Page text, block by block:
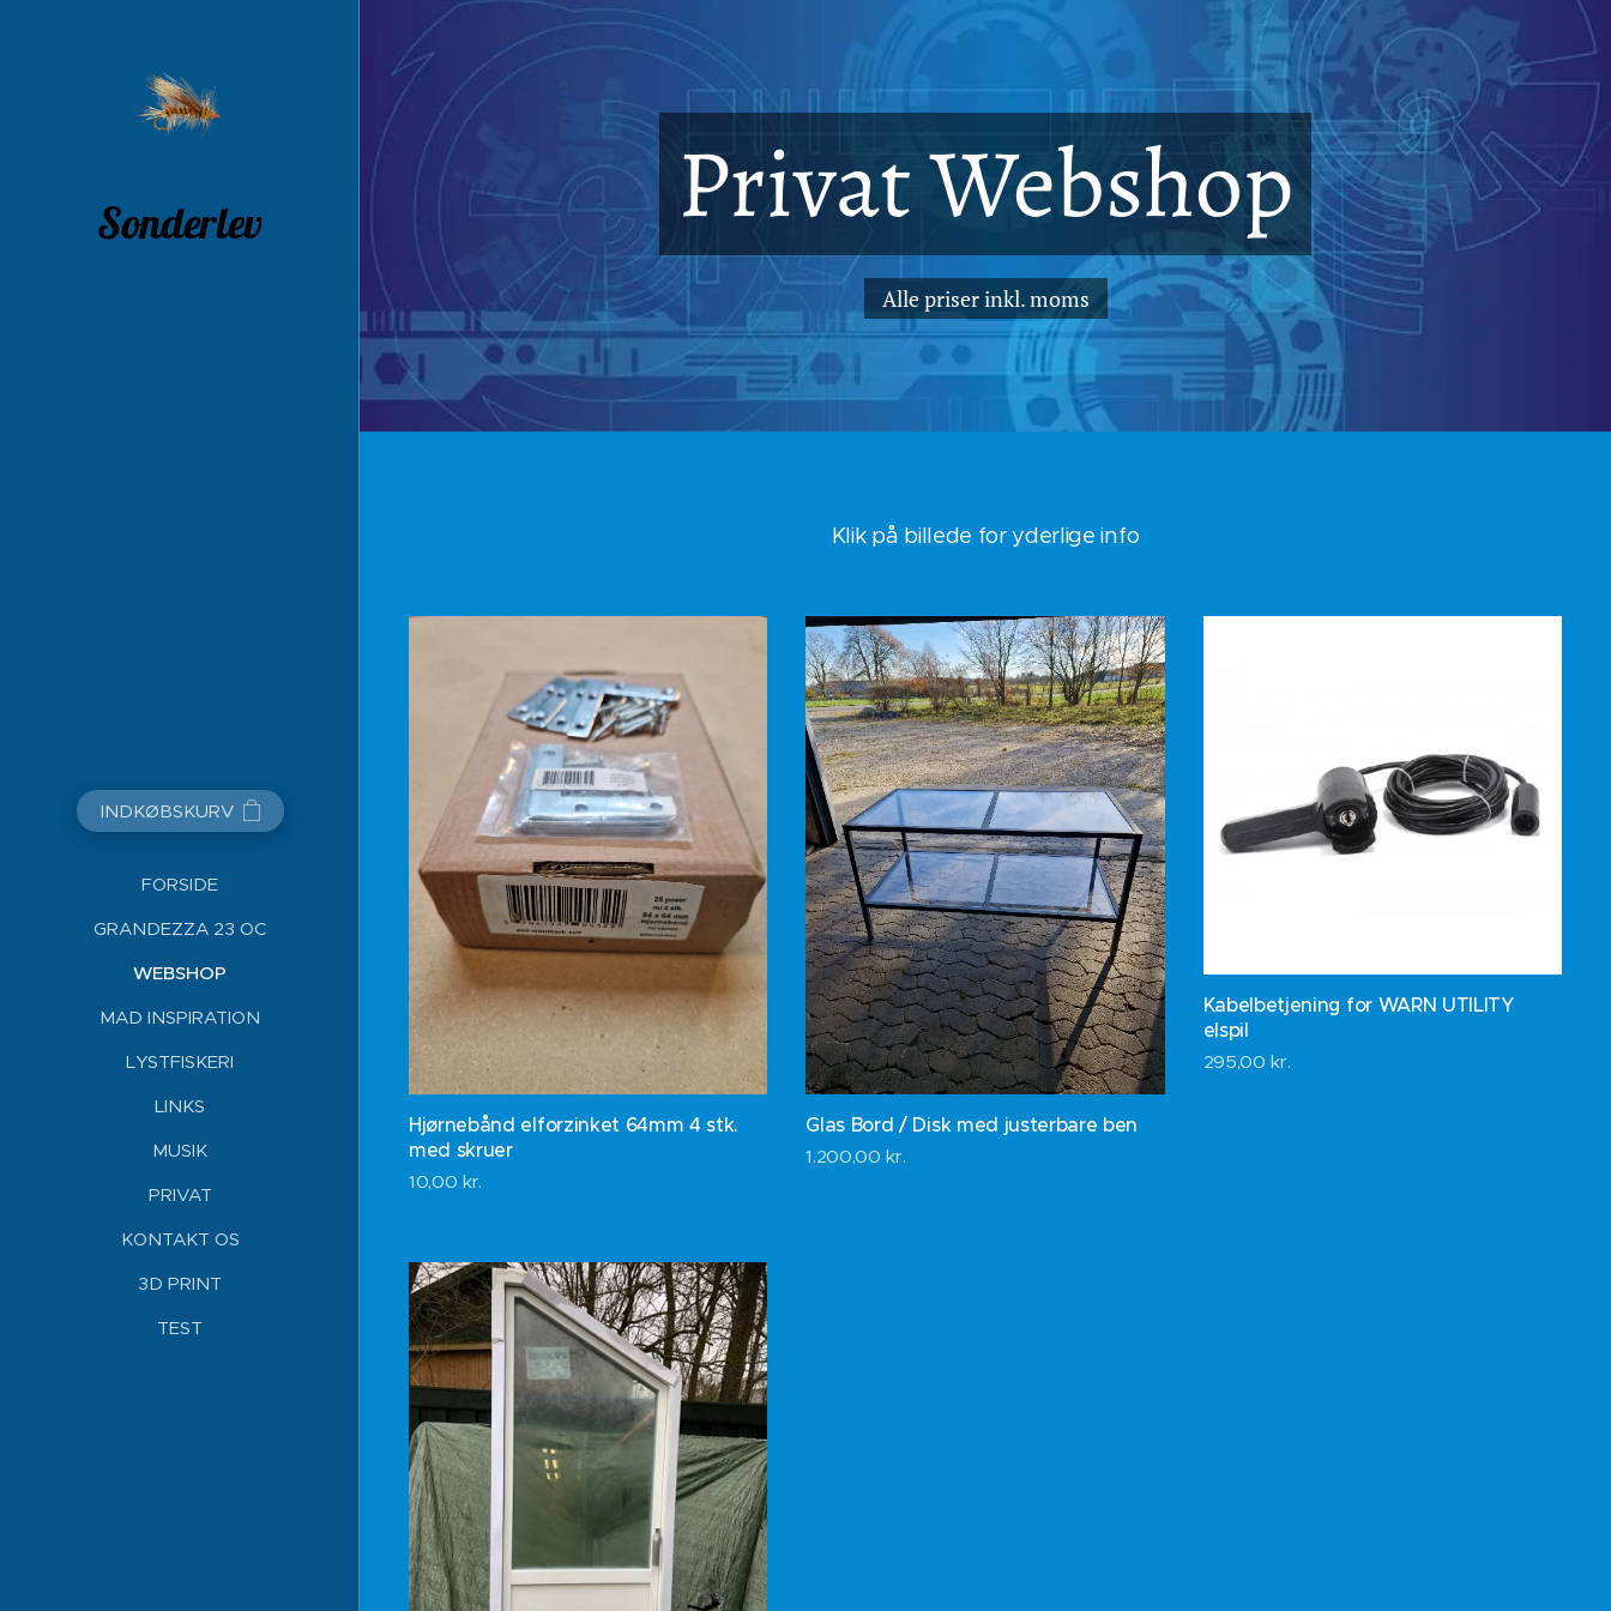
Sonderlev
INDKØBSKURV
FORSIDE
GRANDEZZA 23 OC
WEBSHOP
MAD INSPIRATION
LYSTFISKERI
LINKS
MUSIK
PRIVAT
KONTAKT OS
3D PRINT
TEST
Privat Webshop
Alle priser inkl. moms
Klik på billede for yderlige info
Hjørnebånd elforzinket 64mm 4 stk.
med skruer
10,00 kr.
Glas Bord / Disk med justerbare ben
1.200,00 kr.
Kabelbetjening for WARN UTILITY
elspil
295,00 kr.